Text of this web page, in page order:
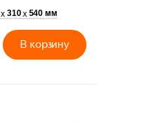
х 310х 540 мм
В корзину